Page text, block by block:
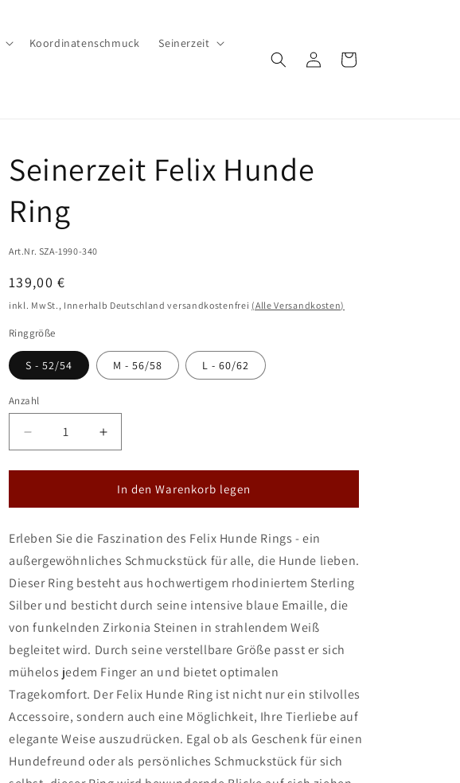
Koordinatenschmuck Seinerzeit
EinloggenWarenkorb
Seinerzeit Felix Hunde
Ring
Art.Nr. SZA-1990-340
Normaler
Preis
139,00 €
inkl. MwSt., Innerhalb Deutschland versandkostenfrei (Alle Versandkosten)
Ringgröße
S - 52/54 M - 56/58 L - 60/62
Anzahl
Verringere
die
Menge
Seinerzeit
Hunde
Ring
Erhöhe
die
Menge
für
Seinerzeit
Hunde
Ring
In den Warenkorb legen
Erleben Sie die Faszination des Felix Hunde Rings - ein
außergewöhnliches Schmuckstück für alle, die Hunde lieben.
Dieser Ring besteht aus hochwertigem rhodiniertem Sterling
Silber und besticht durch seine intensive blaue Emaille, die
von funkelnden Zirkonia Steinen in strahlendem Weiß
begleitet wird. Durch seine verstellbare Größe passt er sich
mühelos jedem Finger an und bietet optimalen
Tragekomfort. Der Felix Hunde Ring ist nicht nur ein stilvolles
Accessoire, sondern auch eine Möglichkeit, Ihre Tierliebe auf
elegante Weise auszudrücken. Egal ob als Geschenk für einen
Hundefreund oder als persönliches Schmuckstück für sich